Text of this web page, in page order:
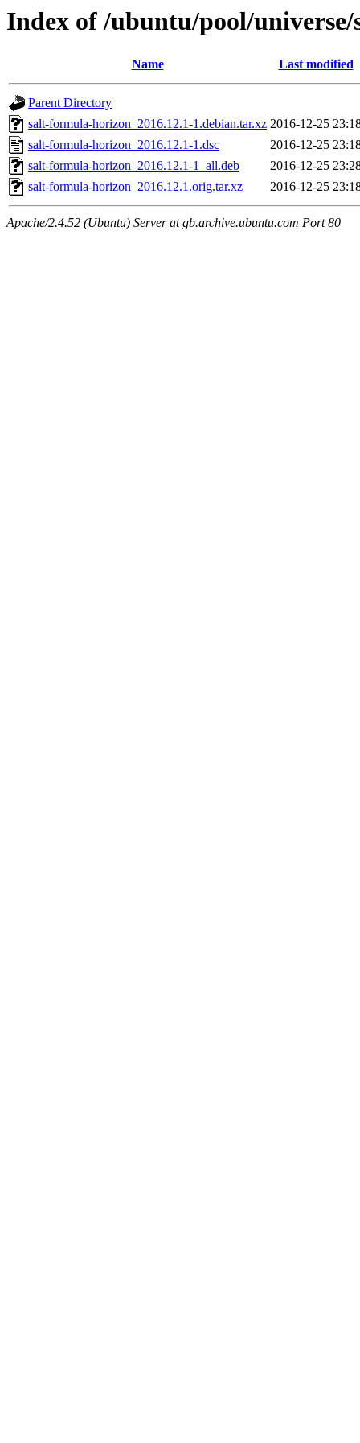
Index of /ubuntu/pool/
Name Last modified
Parent Directory
salt-formula-horizon_2016.12.1-1.debian.tar.xz 2016-12-25
salt-formula-horizon_2016.12.1-1.dsc
2016-12-25
salt-formula-horizon_2016.12.1-1_all.deb
2016-12-25
salt-formula-horizon_2016.12.1.orig.tar.xz
2016-12-25
Apache/2.4.52 (Ubuntu) Server at gb.archive.ubuntu.com Port 80